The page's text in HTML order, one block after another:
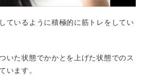
ているように積極的に筋トレをしてい
いた状態でかかとを上げた状態でのス
います。